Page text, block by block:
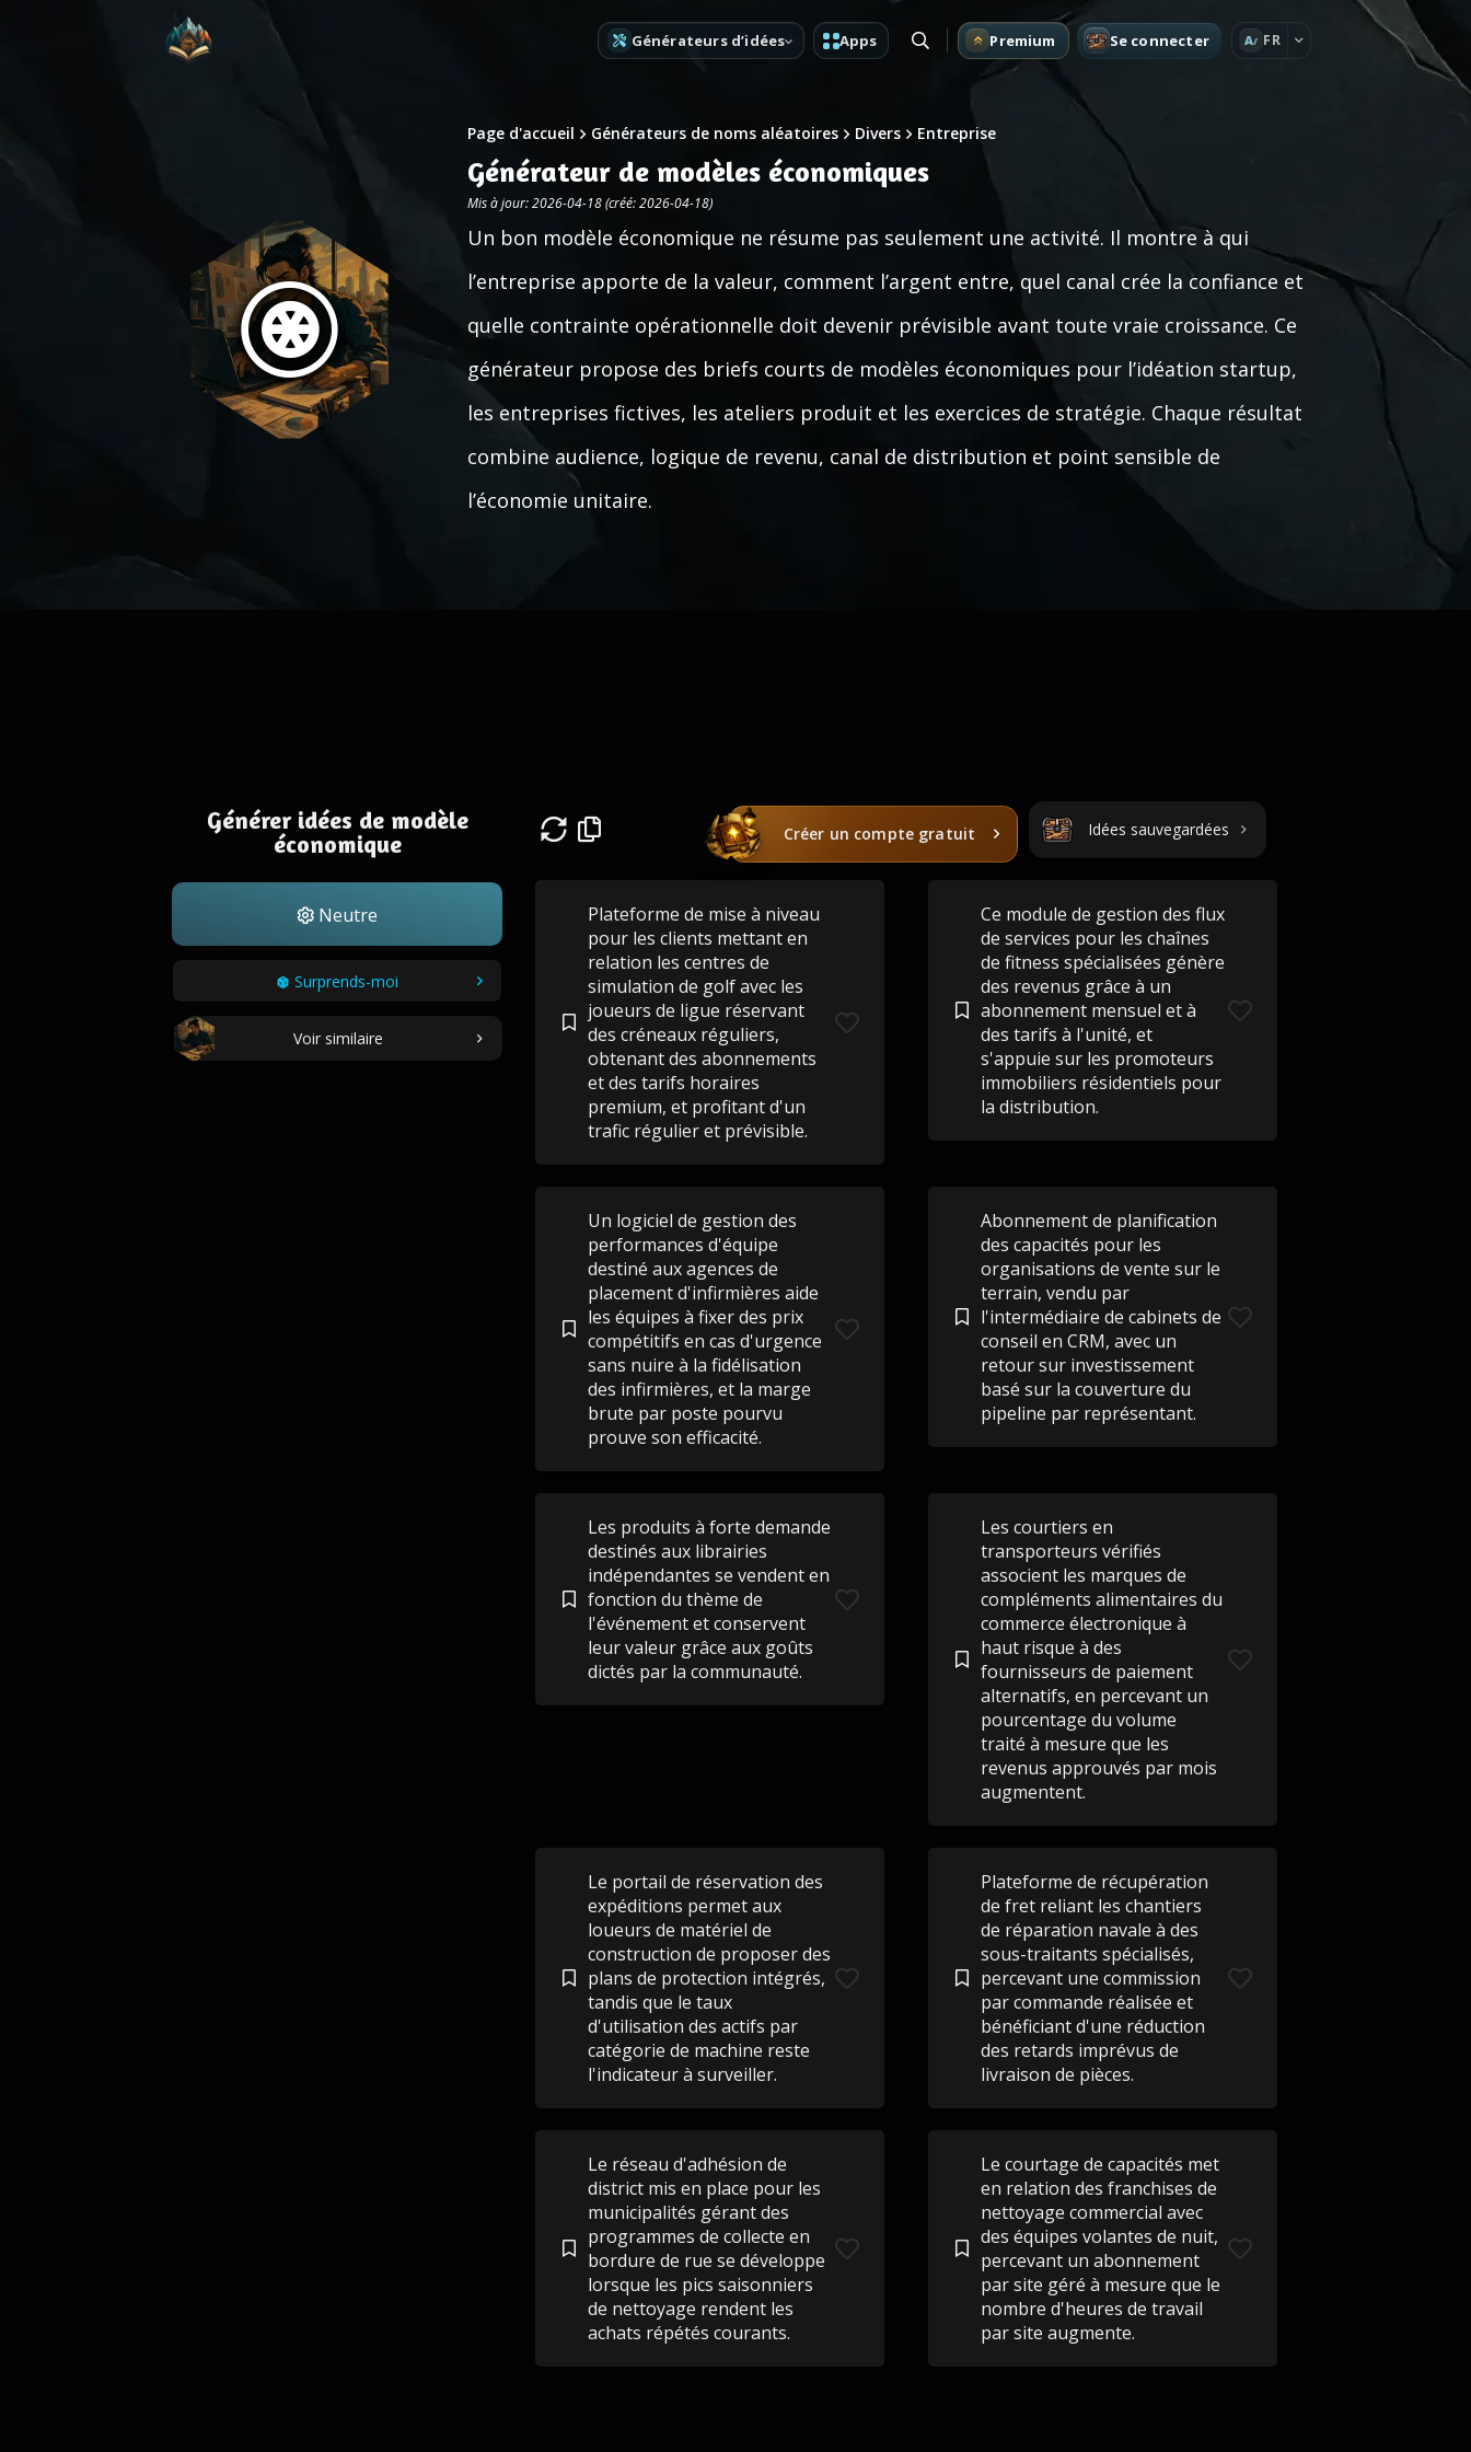
Générateurs d’idées Apps Premium Se connecter A FR
Page d'accueil Générateurs de noms aléatoires Divers Entreprise
Générateur de modèles économiques
Mis à jour: 2026-04-18 (créé: 2026-04-18)
Un bon modèle économique ne résume pas seulement une activité. Il montre à qui
l’entreprise apporte de la valeur, comment l’argent entre, quel canal crée la confiance et
quelle contrainte opérationnelle doit devenir prévisible avant toute vraie croissance. Ce
générateur propose des briefs courts de modèles économiques pour l’idéation startup,
les entreprises fictives, les ateliers produit et les exercices de stratégie. Chaque résultat
combine audience, logique de revenu, canal de distribution et point sensible de
l’économie unitaire.
Générer idées de modèle
économique
Neutre
Surprends-moi
Voir similaire
Créer un compte gratuit Idées sauvegardées
Plateforme de mise à niveau
pour les clients mettant en
relation les centres de
simulation de golf avec les
joueurs de ligue réservant
des créneaux réguliers,
obtenant des abonnements
et des tarifs horaires
premium, et profitant d'un
trafic régulier et prévisible.
Ce module de gestion des flux
de services pour les chaînes
de fitness spécialisées génère
des revenus grâce à un
abonnement mensuel et à
des tarifs à l'unité, et
s'appuie sur les promoteurs
immobiliers résidentiels pour
la distribution.
Un logiciel de gestion des
performances d'équipe
destiné aux agences de
placement d'infirmières aide
les équipes à fixer des prix
compétitifs en cas d'urgence
sans nuire à la fidélisation
des infirmières, et la marge
brute par poste pourvu
prouve son efficacité.
Abonnement de planification
des capacités pour les
organisations de vente sur le
terrain, vendu par
l'intermédiaire de cabinets de
conseil en CRM, avec un
retour sur investissement
basé sur la couverture du
pipeline par représentant.
Les produits à forte demande
destinés aux librairies
indépendantes se vendent en
fonction du thème de
l'événement et conservent
leur valeur grâce aux goûts
dictés par la communauté.
Les courtiers en
transporteurs vérifiés
associent les marques de
compléments alimentaires du
commerce électronique à
haut risque à des
fournisseurs de paiement
alternatifs, en percevant un
pourcentage du volume
traité à mesure que les
revenus approuvés par mois
augmentent.
Le portail de réservation des
expéditions permet aux
loueurs de matériel de
construction de proposer des
plans de protection intégrés,
tandis que le taux
d'utilisation des actifs par
catégorie de machine reste
l'indicateur à surveiller.
Plateforme de récupération
de fret reliant les chantiers
de réparation navale à des
sous-traitants spécialisés,
percevant une commission
par commande réalisée et
bénéficiant d'une réduction
des retards imprévus de
livraison de pièces.
Le réseau d'adhésion de
district mis en place pour les
municipalités gérant des
programmes de collecte en
bordure de rue se développe
lorsque les pics saisonniers
de nettoyage rendent les
achats répétés courants.
Le courtage de capacités met
en relation des franchises de
nettoyage commercial avec
des équipes volantes de nuit,
percevant un abonnement
par site géré à mesure que le
nombre d'heures de travail
par site augmente.